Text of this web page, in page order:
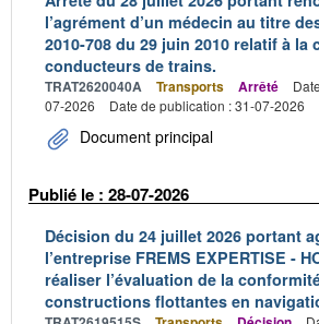
l’agrément d’un médecin au titre
2010-708 du 29 juin 2010 relatif à
conducteurs de trains.
TRAT2620040A Transports Arrêté
07-2026
Date de publication : 31-07-2026
Document principal
Publié le : 28-07-2026
Décision du 24 juillet 2026 portant
l’entreprise FREMS EXPERTISE -
réaliser l’évaluation de la
constructions flottantes en